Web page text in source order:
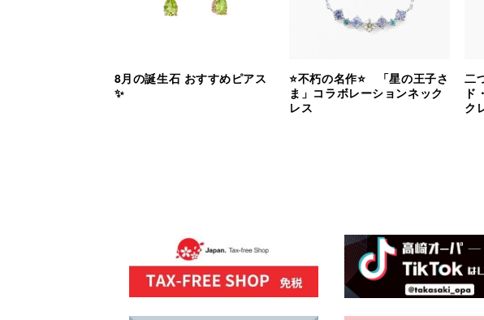
8月の誕生石 おすすめピアス
✨
⭐️不朽の名作⭐️ 「星の王子さ
ま」コラボレーションネック
レス
二
ド
ク